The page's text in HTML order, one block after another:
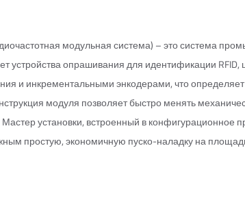
модульная система) – это система
устройства опрашивания для идентификации
и инкрементальными энкодерами, что
модуля позволяет быстро менять
установки, встроенный в конфигурационное
простую, экономичную пуско-наладку на